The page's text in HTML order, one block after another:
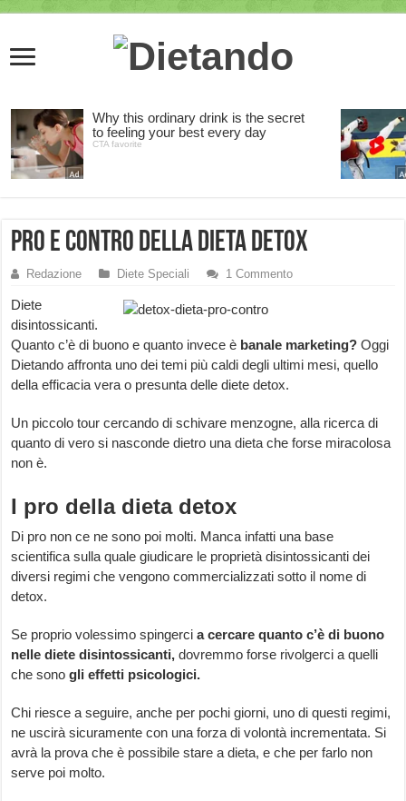
Pro e contro della dieta detox
Redazione Diete Speciali 1 Commento
Diete
disintossicanti.
Quanto c’è di buono e quanto invece è banale marketing?Oggi
Dietando affronta uno dei temi più caldi degli ultimi mesi, quello
della efficacia vera o presunta delle diete detox.
Un piccolo tour cercando di schivare menzogne, alla ricerca di
quanto di vero si nasconde dietro una dieta che forse miracolosa
non è.
I pro della dieta detox
Di pro non ce ne sono poi molti. Manca infatti una base
scientifica sulla quale giudicare le proprietà disintossicanti dei
diversi regimi che vengono commercializzati sotto il nome di
detox.
Se proprio volessimo spingercia cercare quanto c’è di buono
nelle diete disintossicanti,dovremmo forse rivolgerci a quelli
che sonogli effetti psicologici.
Chi riesce a seguire, anche per pochi giorni, uno di questi regimi,
ne uscirà sicuramente con una forza di volontà incrementata. Si
avrà la prova che è possibile stare a dieta, e che per farlo non
serve poi molto.